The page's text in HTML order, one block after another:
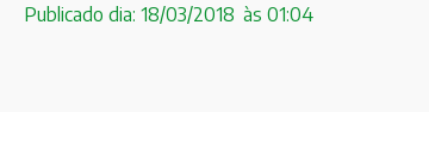
Publicado dia: 18/03/2018 às 01:04